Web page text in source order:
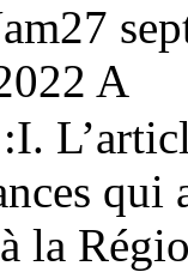
27
A
I.
qui
la